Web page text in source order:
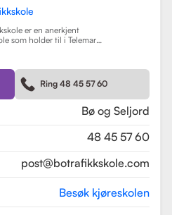
er en anerkjent
som holder til i Telemark,
tilbyr opplæring for
klasse B, B96 og BE, samt
kurs som trafikalt
mørkekjøring, førstehjelp
Ring 48 45 57 60
Bø og Seljord
48 45 57 60
post@botrafikkskole.com
Besøk kjøreskolen